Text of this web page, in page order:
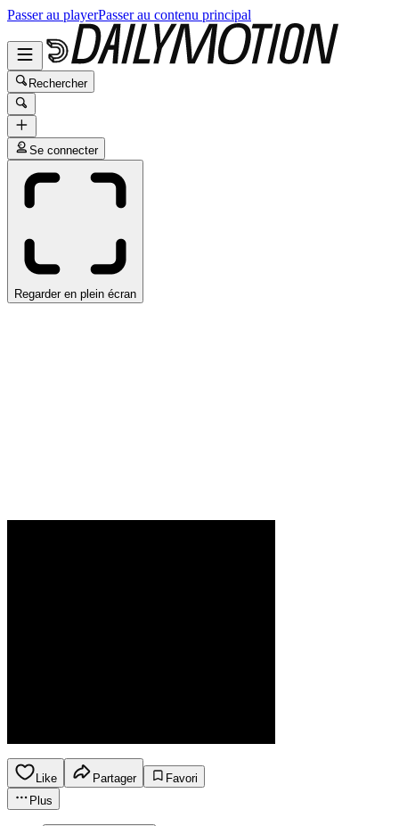
Passer au playerPasser au contenu principal
Rechercher
Se connecter
Regarder en plein écran
Like Partager
Favori
Plus